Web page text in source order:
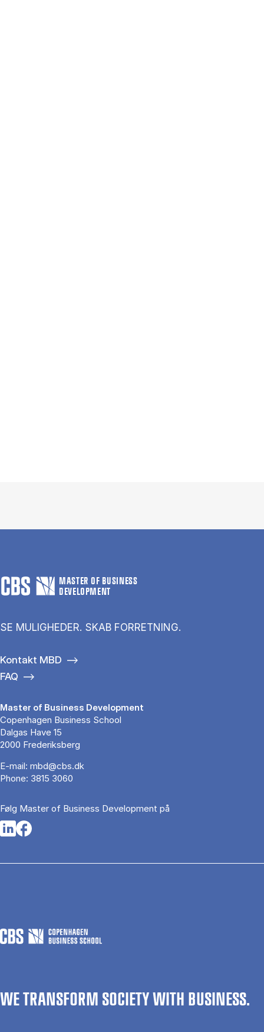
MASTER OF BUSINESS
DEVELOPMENT
SE MULIGHEDER. SKAB FORRETNING.
Kontakt MBD
FAQ
Master of Business Development
Copenhagen Business School
Dalgas Have 15
2000 Frederiksberg
E-mail: mbd@cbs.dk
Phone: 3815 3060
Følg Master of Business Development på
Opens in a new tab
Opens in a new tab
WE TRANSFORM SOCIETY WITH BUSINESS.